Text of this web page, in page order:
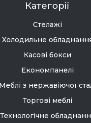
Категорії
Стелажі
Холодильне
Касові бокси
Економпанелі
Меблі з нержавіючої
Торгові меблі
Технологічне